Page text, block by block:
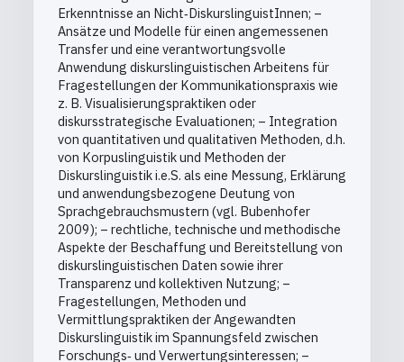
Erkenntnisse an Nicht‐DiskurslinguistInnen; –
Ansätze und Modelle für einen angemessenen
Transfer und eine verantwortungsvolle
Anwendung diskurslinguistischen Arbeitens für
Fragestellungen der Kommunikationspraxis wie
z. B. Visualisierungspraktiken oder
diskursstrategische Evaluationen; – Integration
von quantitativen und qualitativen Methoden, d.h.
von Korpuslinguistik und Methoden der
Diskurslinguistik i.e.S. als eine Messung, Erklärung
und anwendungsbezogene Deutung von
Sprachgebrauchsmustern (vgl. Bubenhofer
2009); – rechtliche, technische und methodische
Aspekte der Beschaffung und Bereitstellung von
diskurslinguistischen Daten sowie ihrer
Transparenz und kollektiven Nutzung; –
Fragestellungen, Methoden und
Vermittlungspraktiken der Angewandten
Diskurslinguistik im Spannungsfeld zwischen
Forschungs‐ und Verwertungsinteressen; –